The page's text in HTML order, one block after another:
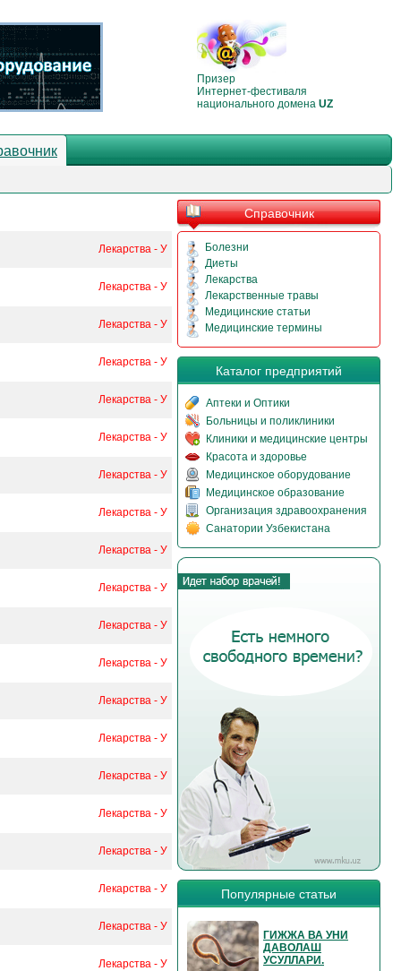
Призер
Интернет-фестиваля
национального домена UZ
Лекарства - У
Лекарства - У
Лекарства - У
Лекарства - У
Лекарства - У
Лекарства - У
Лекарства - У
Лекарства - У
Лекарства - У
Лекарства - У
Лекарства - У
Лекарства - У
Лекарства - У
Лекарства - У
Лекарства - У
Лекарства - У
Лекарства - У
Лекарства - У
Лекарства - У
Лекарства - У
Справочник
Болезни
Диеты
Лекарства
Лекарственные травы
Медицинские статьи
Медицинские термины
Каталог предприятий
Аптеки и Оптики
Больницы и поликлиники
Клиники и медицинские центры
Красота и здоровье
Медицинское оборудование
Медицинское образование
Организация здравоохранения
Санатории Узбекистана
Популярные статьи
ГИЖЖА ВА УНИ
ДАВОЛАШ
УСУЛЛАРИ.